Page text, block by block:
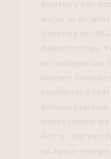
genieters van
water, in de
lancering in
duikershorloge,
technologie van
normen
voortdurend
betrouwbaarheid
professionele als
Astron, het
op zonne-